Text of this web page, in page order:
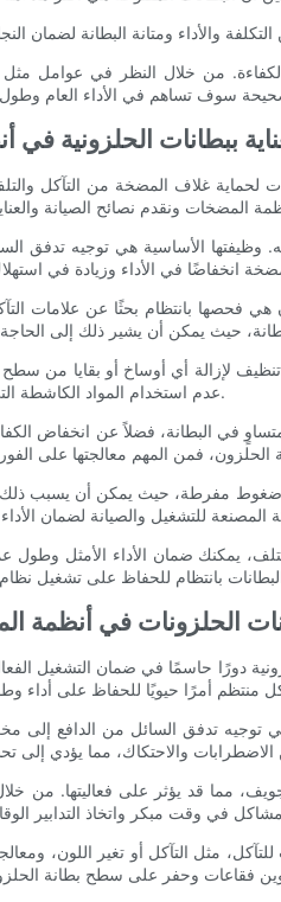
من خلال النظر في عوامل مثل
ببطانات الحلزونية
غلاف المضخة من التآكل
وظيفتها الأساسية هي توجيه تدفق
فحصها بانتظام بحثًا عن علامات
تنظيف لإزالة أي أوساخ أو بقايا من
عدم استخدام المواد الكاشطة التي يمكن أن تسبب الضرر.
في البطانة، فضلاً عن انخفاض
أو ضغوط مفرطة، حيث يمكن أن يسبب
يمكنك ضمان الأداء الأمثل وطول
الحلزونات في أنظمة
دورًا حاسمًا في ضمان التشغيل
تدفق السائل من الدافع إلى
مما قد يؤثر على فعاليتها. من
مثل التآكل أو تغير اللون،